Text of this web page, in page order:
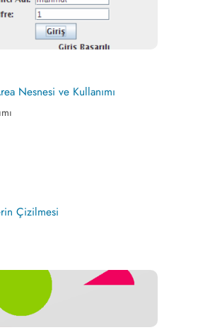
Nesnesi ve Kullanımı
Çizilmesi